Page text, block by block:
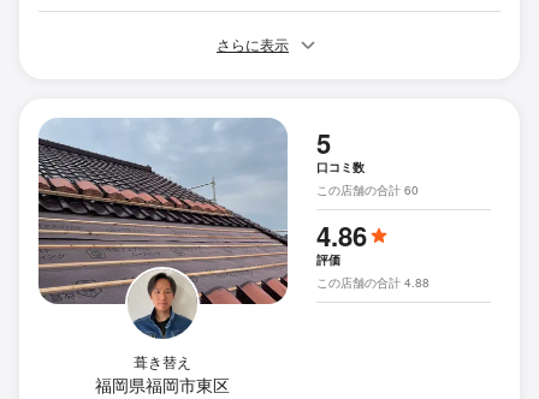
さらに表示
葺き替え
福岡県福岡市東区
5
口コミ数
この店舗の合計 60
4.86
評価
この店舗の合計 4.88